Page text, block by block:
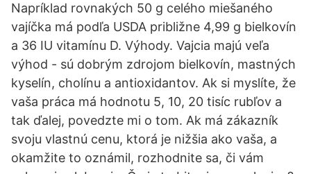
Napríklad rovnakých 50 g celého miešaného
vajíčka má podľa USDA približne 4,99 g bielkovín
a 36 IU vitamínu D. Výhody. Vajcia majú veľa
výhod - sú dobrým zdrojom bielkovín, mastných
kyselín, cholínu a antioxidantov. Ak si myslíte, že
vaša práca má hodnotu 5, 10, 20 tisíc rubľov a
tak ďalej, povedzte mi o tom. Ak má zákazník
svoju vlastnú cenu, ktorá je nižšia ako vaša, a
okamžite to oznámil, rozhodnite sa, či vám